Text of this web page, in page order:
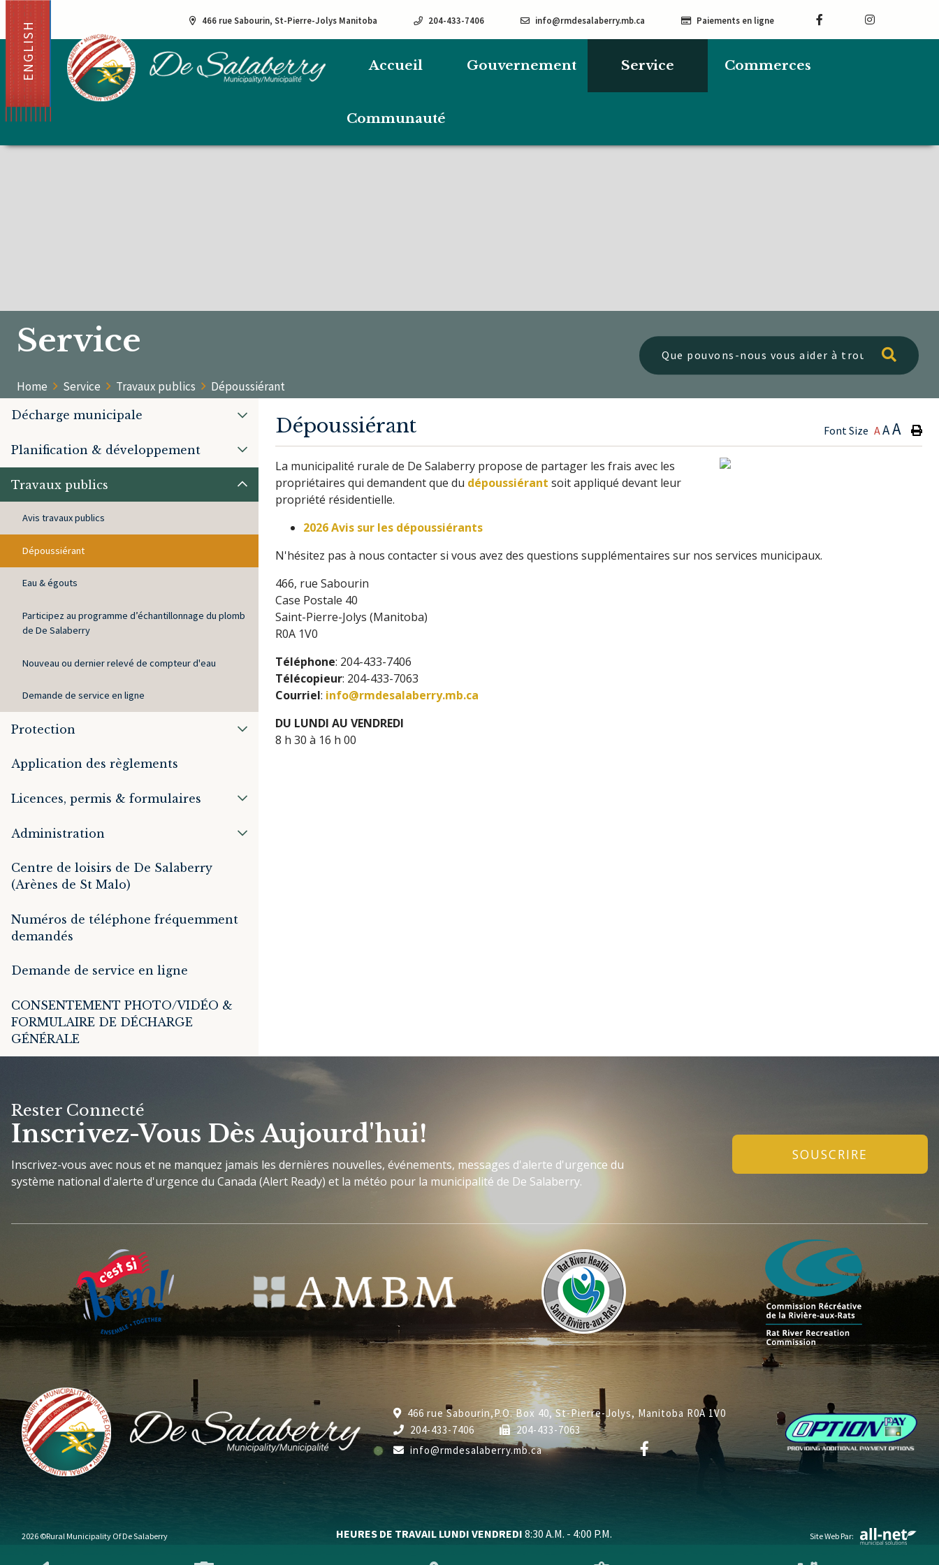
466 rue Sabourin, St-Pierre-Jolys Manitoba 204-433-7406 info@rmdesalaberry.mb.ca Paiements en ligne
Accueil Gouvernement Service Commerces
Communauté
ENGLISH
Service
Home Service Travaux publics Dépoussiérant
Type
Décharge municipale
Planification & développement
Travaux publics
Avis travaux publics
Dépoussiérant
Eau & égouts
Participez au programme d’échantillonnage du plomb
de De Salaberry
Nouveau ou dernier relevé de compteur d'eau
Demande de service en ligne
Protection
Application des règlements
Licences, permis & formulaires
Administration
Centre de loisirs de De Salaberry
(Arènes de St Malo)
Numéros de téléphone fréquemment
demandés
Demande de service en ligne
CONSENTEMENT PHOTO/VIDÉO &
FORMULAIRE DE DÉCHARGE
GÉNÉRALE
Dépoussiérant Font Size AAA
La municipalité rurale de De Salaberry propose de partager les frais avec les
propriétaires qui demandent que du dépoussiérant soit appliqué devant leur
propriété résidentielle.
2026 Avis sur les dépoussiérants
N'hésitez pas à nous contacter si vous avez des questions supplémentaires sur nos services municipaux.
466, rue Sabourin
Case Postale 40
Saint-Pierre-Jolys (Manitoba)
R0A 1V0
Téléphone: 204-433-7406
Télécopieur: 204-433-7063
Courriel: info@rmdesalaberry.mb.ca
DU LUNDI AU VENDREDI
8 h 30 à 16 h 00
Rester Connecté
Inscrivez-Vous Dès Aujourd'hui!
Inscrivez-vous avec nous et ne manquez jamais les dernières nouvelles, événements, messages d'alerte d'urgence du
système national d'alerte d'urgence du Canada (Alert Ready) et la météo pour la municipalité de De Salaberry.
SOUSCRIRE
466 rue Sabourin,P.O. Box 40, St-Pierre-Jolys, Manitoba R0A 1V0
204-433-7406
204-433-7063
info@rmdesalaberry.mb.ca
2026 ©Rural Municipality Of De Salaberry HEURES DE TRAVAIL LUNDI VENDREDI 8:30 A.M. - 4:00 P.M. Site Web Par: